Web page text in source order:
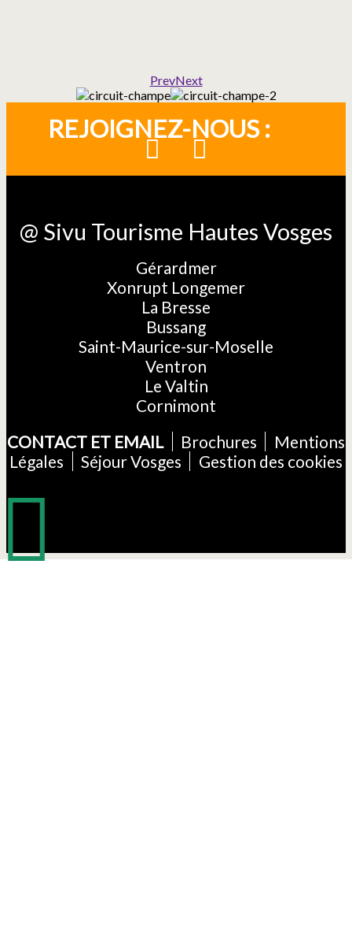
PrevNext
REJOIGNEZ-NOUS :
@ Sivu Tourisme Hautes Vosges
Gérardmer
Xonrupt Longemer
La Bresse
Bussang
Saint-Maurice-sur-Moselle
Ventron
Le Valtin
Cornimont
CONTACT ET EMAIL
Brochures
Mentions
Légales
Séjour Vosges Gestion des cookies